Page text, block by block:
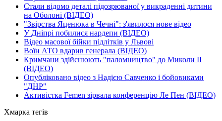
Стали відомо деталі підозрюваної у викраденні дитини
на Оболоні (ВІДЕО)
"Звірства Яценюка в Чечні": з'явилося нове відео
У Дніпрі побилися нардепи (ВІДЕО)
Відео масової бійки підлітків у Львові
Воїн АТО вдарив генерала (ВІДЕО)
Кримчани здійснюють "паломництво" до Миколи ІІ
(ВІДЕО)
Опубліковано відео з Надією Савченко і бойовиками
"ДНР"
Активістка Femen зірвала конференцію Ле Пен (ВІДЕО)
Хмарка тегів